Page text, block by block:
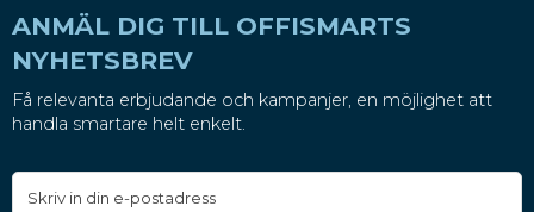
ANMÄL DIG TILL OFFISMARTS
NYHETSBREV
Få relevanta erbjudande och kampanjer, en möjlighet att
handla smartare helt enkelt.